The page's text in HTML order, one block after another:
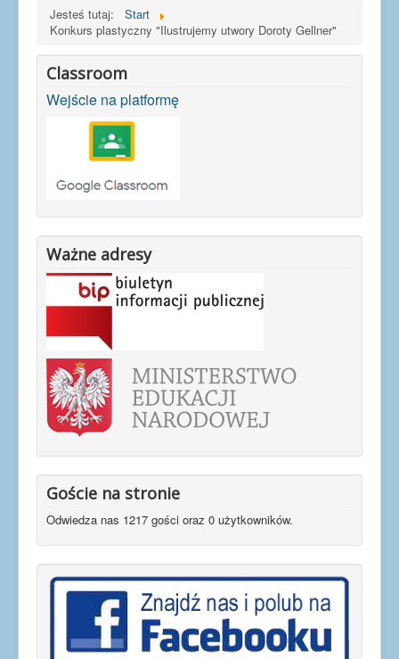
Jesteś tutaj:
Start
Konkurs plastyczny "Ilustrujemy utwory Doroty Gellner"
Classroom
Wejście na platformę
Ważne adresy
Goście na stronie
Odwiedza nas 1217 gości oraz 0 użytkowników.